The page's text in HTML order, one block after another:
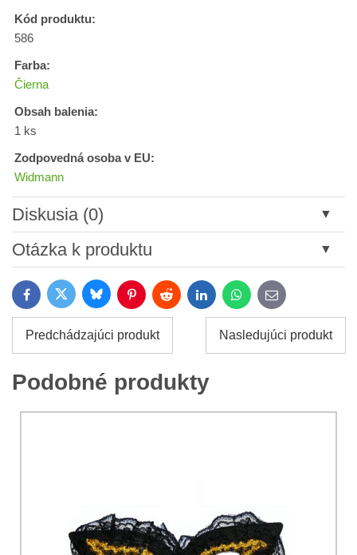
Kód produktu:
586
Farba:
Čierna
Obsah balenia:
1 ks
Zodpovedná osoba v EU:
Widmann
Diskusia (0)
Nový komentár
Názov:
Meno:*
odoslania formulára. Oboznámil som sa s
podmienkamiOchrany osobných údajov spoločnosti Bomba
Otázka k produktu
*
Váš e-mail:*
(Povinné)
FacebookTwitter BlueskyPinterestReddit LinkedInWhatsApp
E-
mail
Predchádzajúci produkt Nasledujúci produkt
Podobné produkty